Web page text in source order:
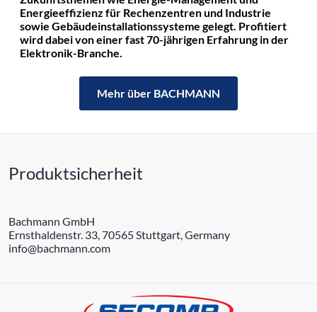
Energieeffizienz für Rechenzentren und Industrie
sowie Gebäudeinstallationssysteme gelegt. Profitiert
wird dabei von einer fast 70-jährigen Erfahrung in der
Elektronik-Branche.
Mehr über BACHMANN
Produktsicherheit
Bachmann GmbH
Ernsthaldenstr. 33, 70565 Stuttgart, Germany
info@bachmann.com